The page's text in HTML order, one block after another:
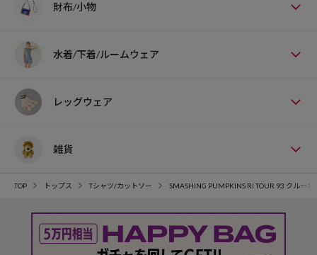
財布/小物
水着/下着/ルームウェア
レッグウェア
雑貨
TOP トップス Tシャツ/カットソー SMASHING PUMPKINS RI TOUR 93 クルーネ